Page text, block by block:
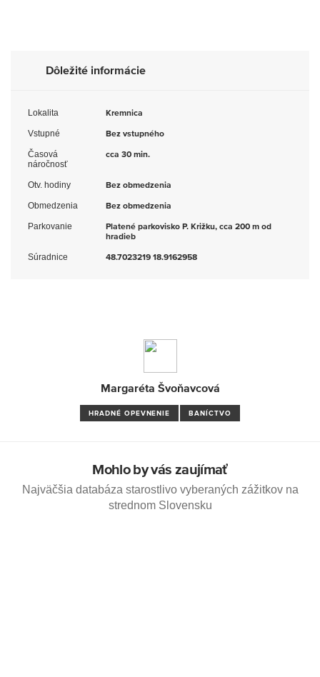
Dôležité informácie
Lokalita Kremnica
Vstupné Bez vstupného
Časová
náročnosť
cca 30 min.
Otv. hodiny Bez obmedzenia
Obmedzenia Bez obmedzenia
Parkovanie
Platené parkovisko P. Križku, cca 200 m od
hradieb
Súradnice 48.7023219 18.9162958
Margaréta Švoňavcová
HRADNÉ OPEVNENIE BANÍCTVO
Mohlo by vás zaujímať
Najväčšia databáza starostlivo vyberaných zážitkov na
strednom Slovensku